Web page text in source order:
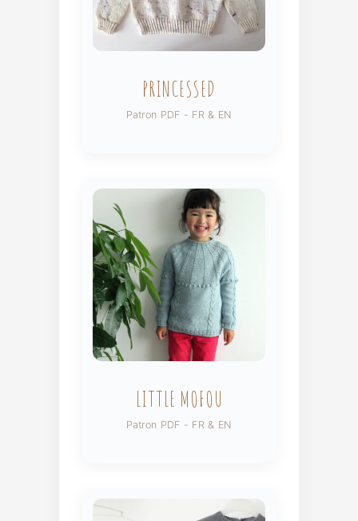
PRINCESSED
Patron PDF - FR & EN
LITTLE MOFOU
Patron PDF - FR & EN